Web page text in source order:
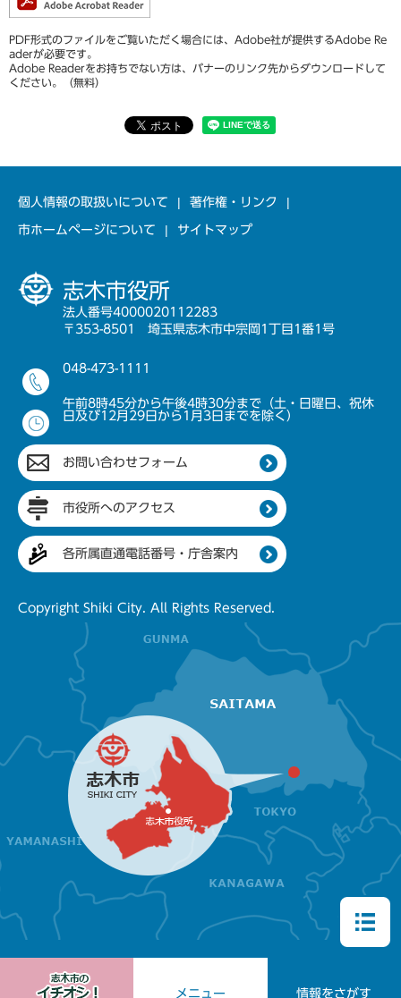
メニュー 情報をさがす
PDF形式のファイルをご覧いただく場合には、Adobe社が提供するAdobe Re
aderが必要です。
Adobe Readerをお持ちでない方は、バナーのリンク先からダウンロードして
ください。（無料）
個人情報の取扱いについて 著作権・リンク
市ホームページについて サイトマップ
志木市役所
法人番号4000020112283
〒353-8501 埼玉県志木市中宗岡1丁目1番1号
048-473-1111
午前8時45分から午後4時30分まで（土・日曜日、祝休
日及び12月29日から1月3日までを除く）
お問い合わせフォーム
市役所へのアクセス
各所属直通電話番号・庁舎案内
Copyright Shiki City. All Rights Reserved.